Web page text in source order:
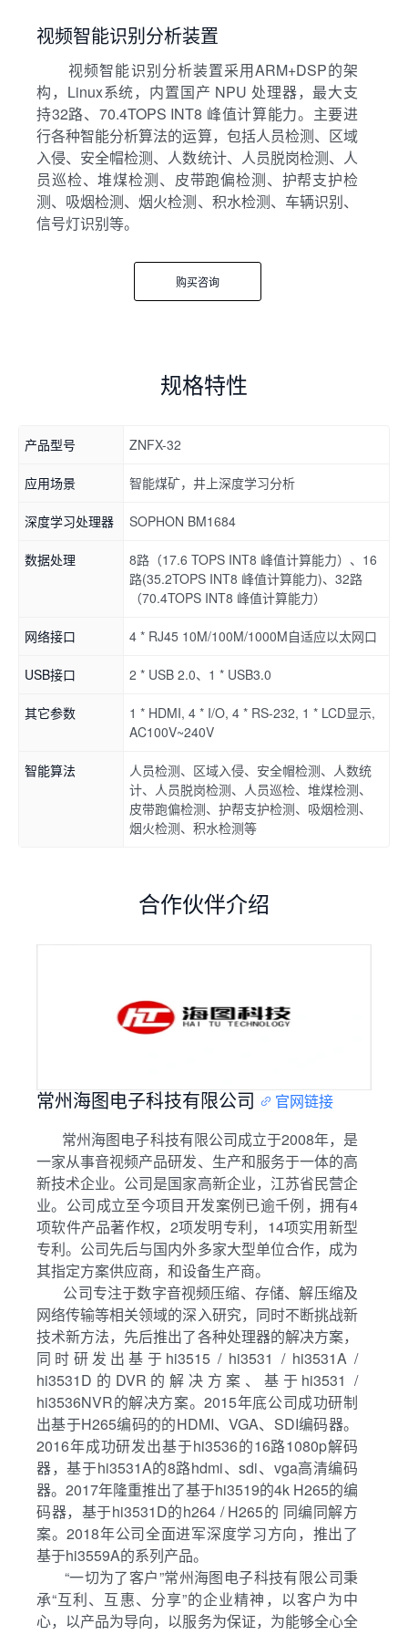
视频智能识别分析装置
视频智能识别分析装置采用ARM+DSP的架
构，Linux系统，内置国产 NPU 处理器，最大支
持32路、70.4TOPS INT8 峰值计算能力。主要进
行各种智能分析算法的运算，包括人员检测、区域
入侵、安全帽检测、人数统计、人员脱岗检测、人
员巡检、堆煤检测、皮带跑偏检测、护帮支护检
测、吸烟检测、烟火检测、积水检测、车辆识别、
信号灯识别等。
购买咨询
规格特性
产品型号 ZNFX-32
应用场景 智能煤矿，井上深度学习分析
深度学习处理器 SOPHON BM1684
数据处理
8路（17.6 TOPS INT8 峰值计算能力）、16
路(35.2TOPS INT8 峰值计算能力)、32路
（70.4TOPS INT8 峰值计算能力）
网络接口 4 * RJ45 10M/100M/1000M自适应以太网口
USB接口 2 * USB 2.0、1 * USB3.0
其它参数
1 * HDMI, 4 * I/O, 4 * RS-232, 1 * LCD显示,
AC100V~240V
智能算法
人员检测、区域入侵、安全帽检测、人数统
计、人员脱岗检测、人员巡检、堆煤检测、
皮带跑偏检测、护帮支护检测、吸烟检测、
烟火检测、积水检测等
合作伙伴介绍
常州海图电子科技有限公司
官网链接
常州海图电子科技有限公司成立于2008年，是
一家从事音视频产品研发、生产和服务于一体的高
新技术企业。公司是国家高新企业，江苏省民营企
业。公司成立至今项目开发案例已逾千例，拥有4
项软件产品著作权，2项发明专利，14项实用新型
专利。公司先后与国内外多家大型单位合作，成为
其指定方案供应商，和设备生产商。
公司专注于数字音视频压缩、存储、解压缩及
网络传输等相关领域的深入研究，同时不断挑战新
技术新方法，先后推出了各种处理器的解决方案，
同时研发出基于hi3515 / hi3531 / hi3531A /
hi3531D的DVR的解决方案、基于hi3531 /
hi3536NVR的解决方案。2015年底公司成功研制
出基于H265编码的的HDMI、VGA、SDI编码器。
2016年成功研发出基于hi3536的16路1080p解码
器，基于hi3531A的8路hdmi、sdi、vga高清编码
器。2017年隆重推出了基于hi3519的4k H265的编
码器，基于hi3531D的h264 / H265的 同编同解方
案。2018年公司全面进军深度学习方向，推出了
基于hi3559A的系列产品。
“一切为了客户”常州海图电子科技有限公司秉
承“互利、互惠、分享”的企业精神，以客户为中
心，以产品为导向，以服务为保证，为能够全心全